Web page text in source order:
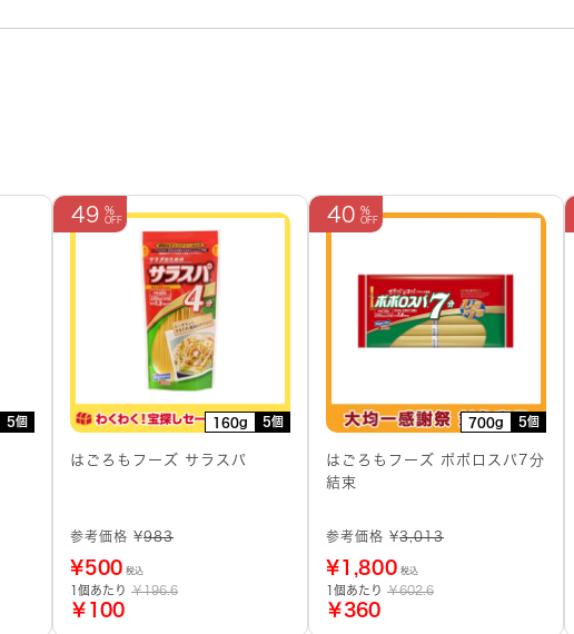
5個 160g 5個
49
はごろもフーズ サラスパ
参考価格 ¥983
¥500 税込
1個あたり ￥196.6
￥100
700g 5個
40
はごろもフーズ ポポロスパ7分
結束
参考価格 ¥3,013
¥1,800 税込
1個あたり ￥602.6
￥360